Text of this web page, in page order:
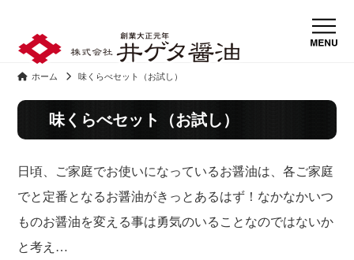
ホーム 味くらべセット（お試し）
味くらべセット（お試し）
日頃、ご家庭でお使いになっているお醤油は、各ご家庭
でと定番となるお醤油がきっとあるはず！なかなかいつ
ものお醤油を変える事は勇気のいることなのではないか
と考え…